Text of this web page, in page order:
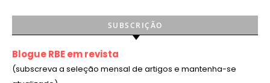
SUBSCRIÇÃO
Blogue RBE em revista
(subscreva a seleção mensal de artigos e mantenha-se